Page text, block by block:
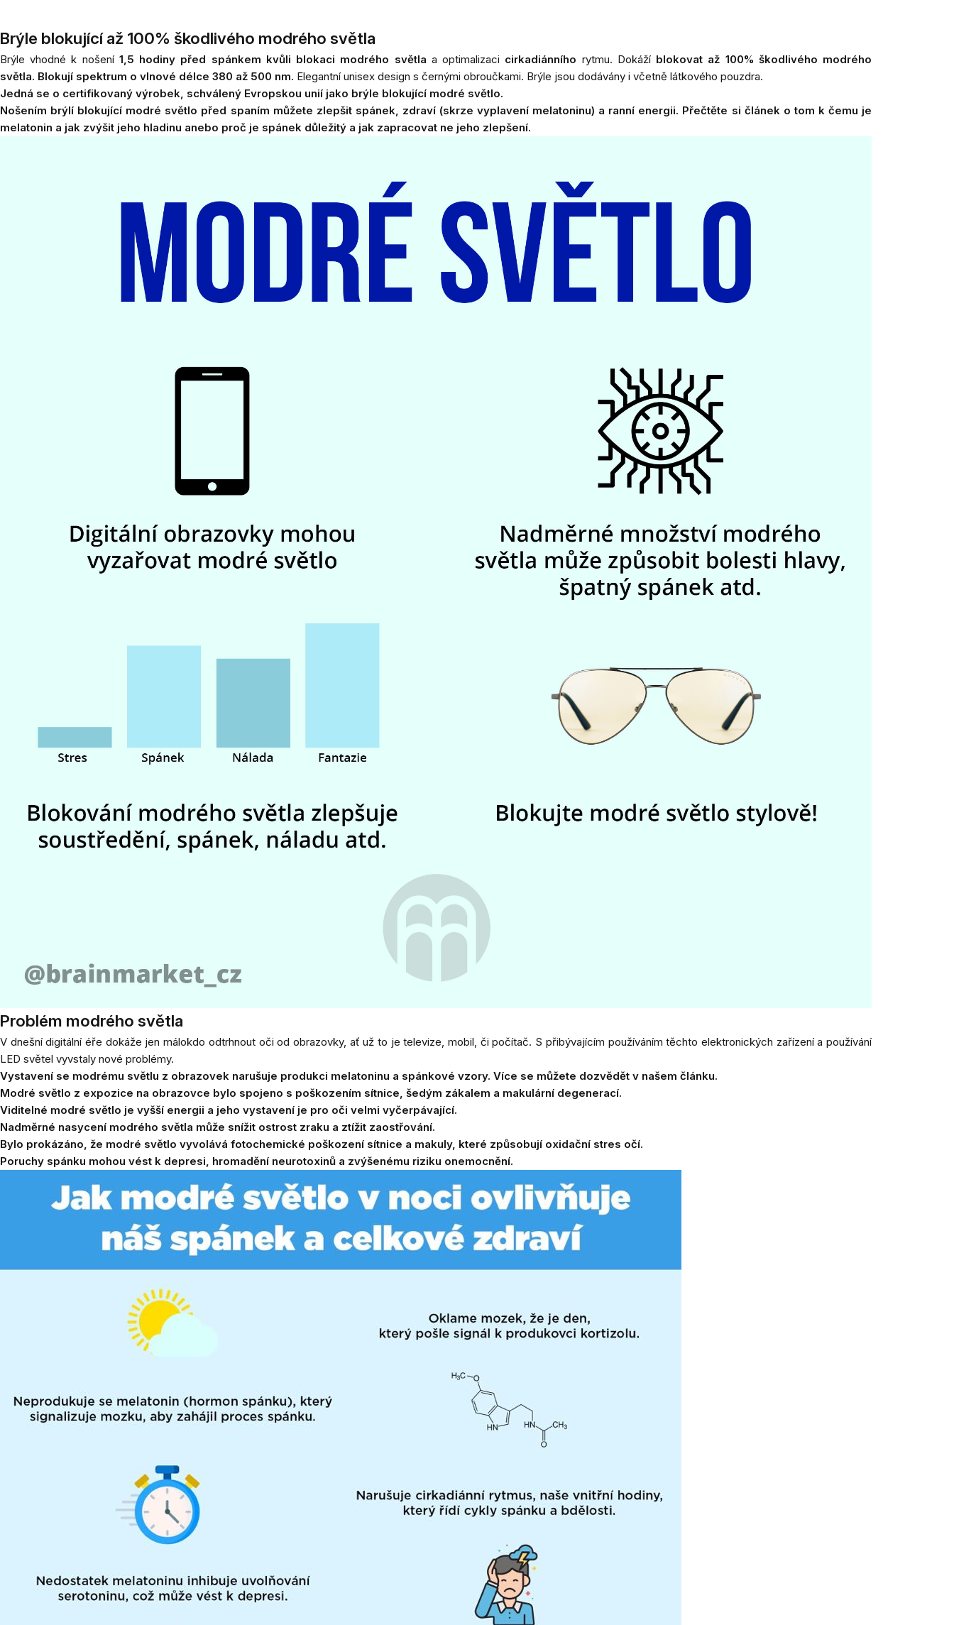
Brýle blokující až 100% škodlivého modrého světla
Brýle vhodné k nošení 1,5 hodiny před spánkem kvůli blokaci modrého světla a optimalizaci cirkadiánního rytmu. Dokáží blokovat až 100% škodlivého modrého
světla. Blokují spektrum o vlnové délce 380 až 500 nm. Elegantní unisex design s černými obroučkami. Brýle jsou dodávány i včetně látkového pouzdra.
Jedná se o certifikovaný výrobek, schválený Evropskou unií jako brýle blokující modré světlo.
Nošením brýlí blokující modré světlo před spaním můžete zlepšit spánek, zdraví (skrze vyplavení meIatoninu) a ranní energii. Přečtěte si článek o tom k čemu je
meIatonin a jak zvýšit jeho hladinu anebo proč je spánek důležitý a jak zapracovat ne jeho zlepšení.
Problém modrého světla
V dnešní digitální éře dokáže jen málokdo odtrhnout oči od obrazovky, ať už to je televize, mobil, či počítač. S přibývajícím používáním těchto elektronických zařízení a používání
LED světel vyvstaly nové problémy.
Vystavení se modrému světlu z obrazovek narušuje produkci meIatoninu a spánkové vzory. Více se můžete dozvědět v našem článku.
Modré světlo z expozice na obrazovce bylo spojeno s poškozením sítnice, šedým zákalem a makulární degenerací.
Viditelné modré světlo je vyšší energii a jeho vystavení je pro oči velmi vyčerpávající.
Nadměrné nasycení modrého světla může snížit ostrost zraku a ztížit zaostřování.
Bylo prokázáno, že modré světlo vyvolává fotochemické poškození sítnice a makuly, které způsobují oxidační stres očí.
Poruchy spánku mohou vést k depresi, hromadění neurotoxinů a zvýšenému riziku onemocnění.